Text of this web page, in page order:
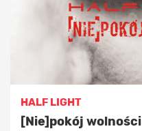
HALF LIGHT
[Nie]pokój wolności